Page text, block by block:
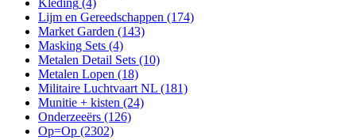
Kleding (4)
Lijm en Gereedschappen (174)
Market Garden (143)
Masking Sets (4)
Metalen Detail Sets (10)
Metalen Lopen (18)
Militaire Luchtvaart NL (181)
Munitie + kisten (24)
Onderzeeërs (126)
Op=Op (2302)